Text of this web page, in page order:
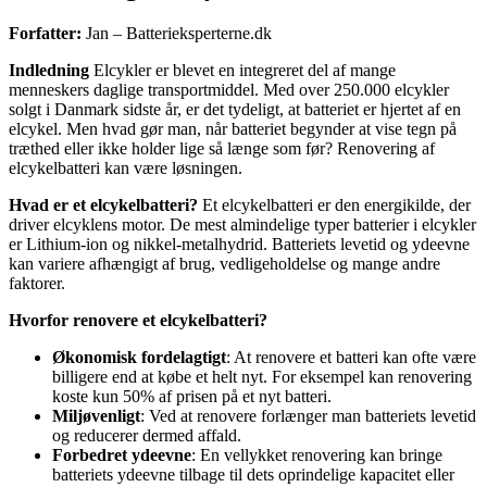
Forfatter: Jan – Batterieksperterne.dk
Indledning Elcykler er blevet en integreret del af mange
menneskers daglige transportmiddel. Med over 250.000 elcykler
solgt i Danmark sidste år, er det tydeligt, at batteriet er hjertet af en
elcykel. Men hvad gør man, når batteriet begynder at vise tegn på
træthed eller ikke holder lige så længe som før? Renovering af
elcykelbatteri kan være løsningen.
Hvad er et elcykelbatteri? Et elcykelbatteri er den energikilde, der
driver elcyklens motor. De mest almindelige typer batterier i elcykler
er Lithium-ion og nikkel-metalhydrid. Batteriets levetid og ydeevne
kan variere afhængigt af brug, vedligeholdelse og mange andre
faktorer.
Hvorfor renovere et elcykelbatteri?
Økonomisk fordelagtigt: At renovere et batteri kan ofte være
billigere end at købe et helt nyt. For eksempel kan renovering
koste kun 50% af prisen på et nyt batteri.
Miljøvenligt: Ved at renovere forlænger man batteriets levetid
og reducerer dermed affald.
Forbedret ydeevne: En vellykket renovering kan bringe
batteriets ydeevne tilbage til dets oprindelige kapacitet eller